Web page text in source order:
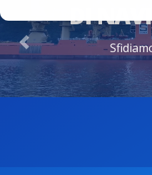
DI
Previous